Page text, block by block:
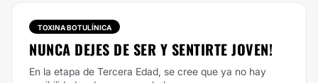
TOXINA BOTULÍNICA
NUNCA DEJES DE SER Y SENTIRTE JOVEN!
En la etapa de Tercera Edad, se cree que ya no hay